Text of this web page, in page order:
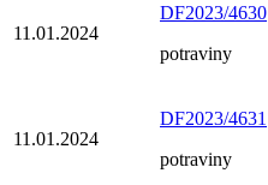
11.01.2024
DF2023/4630
potraviny
11.01.2024
DF2023/4631
potraviny